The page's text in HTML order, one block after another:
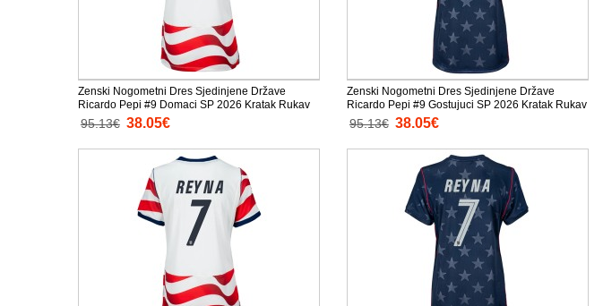
Zenski Nogometni Dres Sjedinjene Države
Ricardo Pepi #9 Domaci SP 2026 Kratak Rukav
95.13€ 38.05€
Zenski Nogometni Dres Sjedinjene Države
Ricardo Pepi #9 Gostujuci SP 2026 Kratak Rukav
95.13€ 38.05€